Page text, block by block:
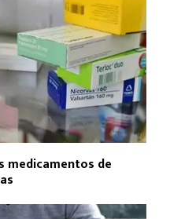
medicamentos de